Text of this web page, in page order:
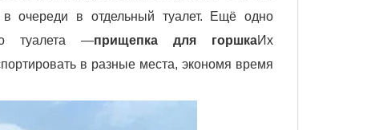
в очереди в отдельный туалет. Ещё одно
туалета —прищепка для горшкаИх
в разные места, экономя время